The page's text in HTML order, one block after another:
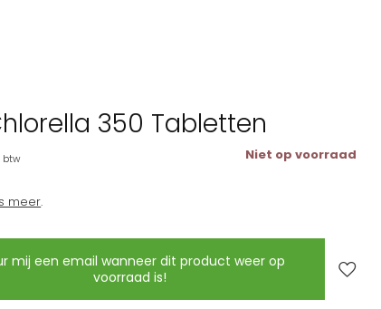
350 Tabletten
btw Niet op voorraad
meer.
mij een email wanneer dit product weer op
voorraad is!